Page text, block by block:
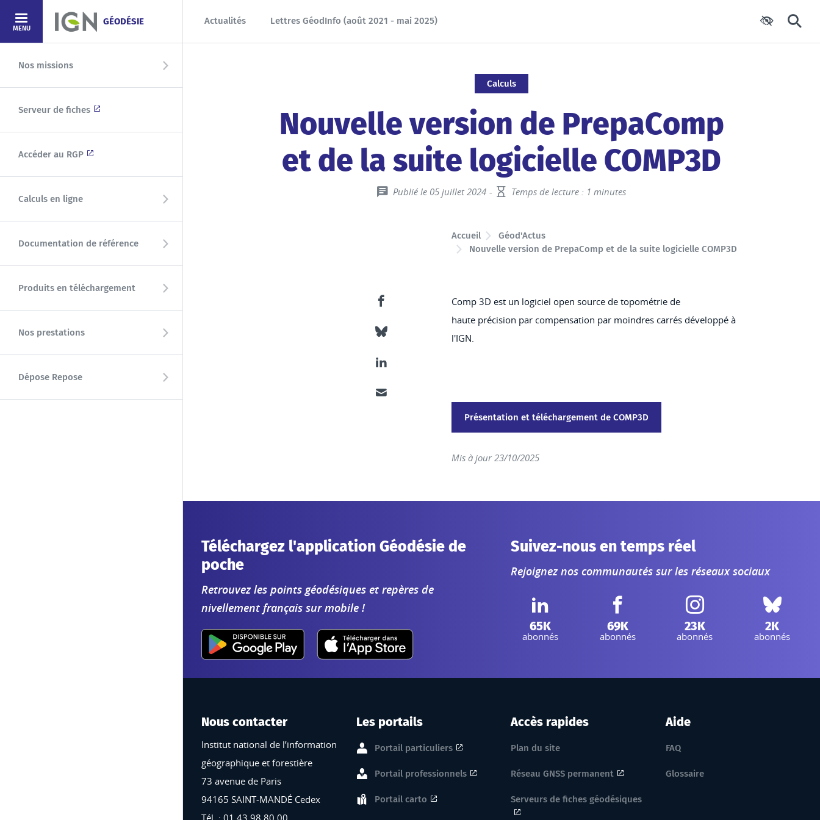
Aller au contenu principal
GÉODÉSIE
MENU
Nos missions
Serveur de fiches
Accéder au RGP
Calculs en ligne
Documentation de référence
Produits en téléchargement
Nos prestations
Dépose Repose
Actualités Lettres GéodInfo (août 2021 - mai 2025)
Paramètres
Calculs
Nouvelle version de PrepaComp
et de la suite logicielle COMP3D
Publié le 05 juillet 2024 Temps de lecture : 1 minutes
Accueil
Géod'Actus
Nouvelle version de PrepaComp et de la suite logicielle COMP3D
Partager ce contenu sur Facebook
Partager ce contenu sur Bluesky
Partager ce contenu sur LinkedIn
Partager ce contenu par email
Comp 3D est un logiciel open source de topométrie de
haute précision par compensation par moindres carrés développé à
l'IGN.
Présentation et téléchargement de COMP3D
Mis à jour 23/10/2025
Téléchargez l'application Géodésie de
poche
Retrouvez les points géodésiques et repères de
nivellement français sur mobile !
Suivez-nous en temps réel
Rejoignez nos communautés sur les réseaux sociaux
LinkedIn IGN :
65K
abonnés
Facebook IGN :
69K
abonnés
Instagram IGN :
23K
abonnés
Bluesky :
2K
abonnés
Nous contacter
Institut national de l’information
géographique et forestière
73 avenue de Paris
94165 SAINT-MANDÉ Cedex
Tél. : 01 43 98 80 00
Les portails
Portail particuliers
Portail professionnels
Portail carto
Accès rapides
Plan du site
Réseau GNSS permanent
Serveurs de fiches géodésiques
Aide
FAQ
Glossaire